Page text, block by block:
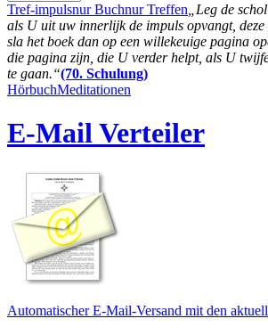
Tref-impulsnur Buchnur Treffen „Leg de
als U uit uw innerlijk de impuls opvangt, deze
sla het boek dan op een willekeuige pagina
die pagina zijn, die U verder helpt, als U
te gaan.“(70. Schulung)
HörbuchMeditationen
E-Mail Verteiler
Automatischer E-Mail-Versand mit den